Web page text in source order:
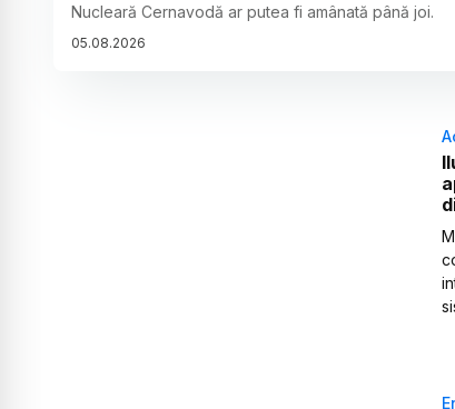
Nucleară Cernavodă ar putea fi amânată până joi.
05.08.2026